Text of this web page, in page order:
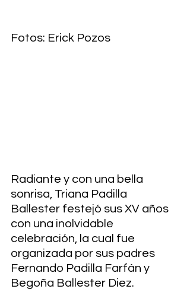
Fotos: Erick Pozos
Radiante y con una bella
sonrisa, Triana Padilla
Ballester festejó sus XV años
con una inolvidable
celebración, la cual fue
organizada por sus padres
Fernando Padilla Farfán y
Begoña Ballester Diez.